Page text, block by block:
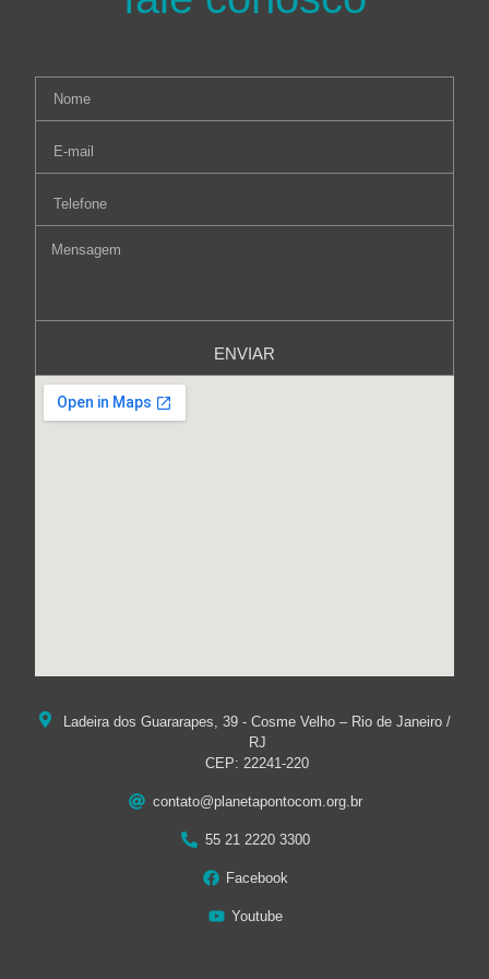
ENVIAR
Ladeira dos Guararapes, 39 - Cosme Velho – Rio de Janeiro /
RJ
CEP: 22241-220
contato@planetapontocom.org.br
55 21 2220 3300
Facebook
Youtube